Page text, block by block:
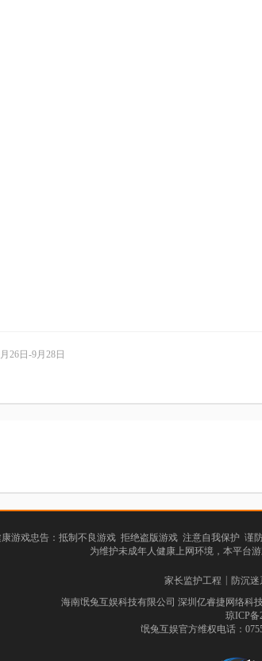
26日-9月28日
康游戏忠告：抵制不良游戏 拒绝盗版游戏 注意自我保护
为维护未成年人健康上网环境，本平台
家长监护工程 防沉
海南氓兔互娱科技有限公司 深圳亿睿捷网络科
琼ICP备
氓兔互娱官方维权电话：